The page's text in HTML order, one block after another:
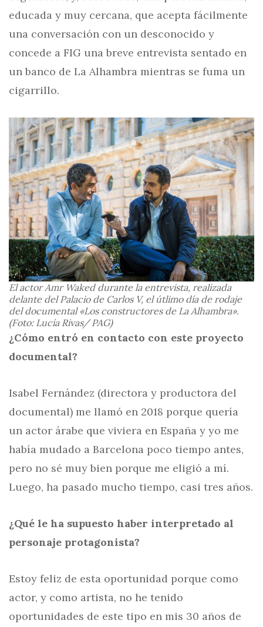
educada y muy cercana, que acepta fácilmente
una conversación con un desconocido y
concede a FIG una breve entrevista sentado en
un banco de La Alhambra mientras se fuma un
cigarrillo.
El actor Amr Waked durante la entrevista, realizada
delante del Palacio de Carlos V, el útlimo día de rodaje
del documental «Los constructores de La Alhambra».
(Foto: Lucía Rivas/ PAG)
¿Cómo entró en contacto con este proyecto
documental?
Isabel Fernández (directora y productora del
documental) me llamó en 2018 porque quería
un actor árabe que viviera en España y yo me
había mudado a Barcelona poco tiempo antes,
pero no sé muy bien porque me eligió a mí.
Luego, ha pasado mucho tiempo, casi tres años.
¿Qué le ha supuesto haber interpretado al
personaje protagonista?
Estoy feliz de esta oportunidad porque como
actor, y como artista, no he tenido
oportunidades de este tipo en mis 30 años de